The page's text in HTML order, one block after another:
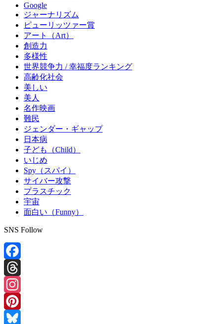
Google
ジャーナリズム
ピューリッツァー賞
アート（Art）
創造力
多様性
世界競争力 / 幸福度ランキング
高齢化社会
美しい
美人
名作映画
難民
ジェンダー・ギャップ
日本病
子ども（Child）
いじめ
Spy（スパイ）
サイバー攻撃
プラスチック
宇宙
面白い（Funny）
SNS Follow
Facebook
Threads
Instagram
Pinterest